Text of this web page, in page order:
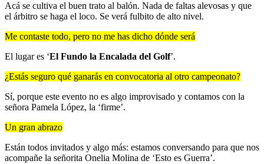
Acá se cultiva el buen trato al balón. Nada de faltas alevosas y que
el árbitro se haga el loco. Se verá fulbito de alto nivel.
Me contaste todo, pero no me has dicho dónde será
El lugar es ‘El Fundo la Encalada del Golf’.
¿Estás seguro qué ganarás en convocatoria al otro campeonato?
Sí, porque este evento no es algo improvisado y contamos con la
señora Pamela López, la ‘firme’.
Un gran abrazo
Están todos invitados y algo más: estamos conversando para que nos
acompañe la señorita Onelia Molina de ‘Esto es Guerra’.